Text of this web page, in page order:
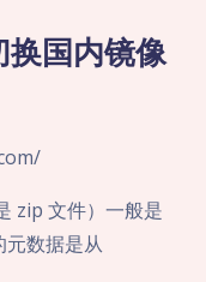
国内镜像
zip 文件）一般是
数据是从